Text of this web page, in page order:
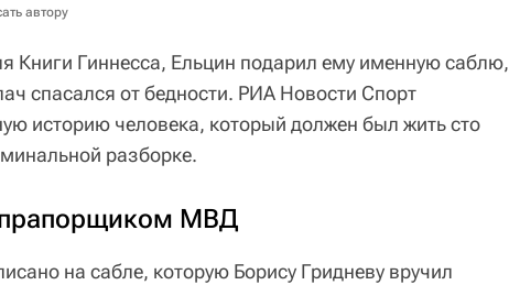
автору
Книги Гиннесса, Ельцин подарил ему именную саблю,
спасался от бедности. РИА Новости Спорт
историю человека, который должен был жить сто
разборке.
прапорщиком МВД
на сабле, которую Борису Гридневу вручил